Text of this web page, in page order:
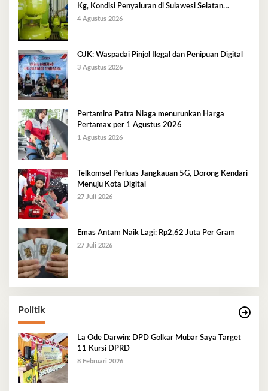
Kg, Kondisi Penyaluran di Sulawesi Selatan
Berlangsung Kondusif
4 Agustus 2026
OJK: Waspadai Pinjol Ilegal dan Penipuan Digital
3 Agustus 2026
Pertamina Patra Niaga menurunkan Harga
Pertamax per 1 Agustus 2026
1 Agustus 2026
Telkomsel Perluas Jangkauan 5G, Dorong Kendari
Menuju Kota Digital
27 Juli 2026
Emas Antam Naik Lagi: Rp2,62 Juta Per Gram
27 Juli 2026
Politik
La Ode Darwin: DPD Golkar Mubar Saya Target
11 Kursi DPRD
8 Februari 2026